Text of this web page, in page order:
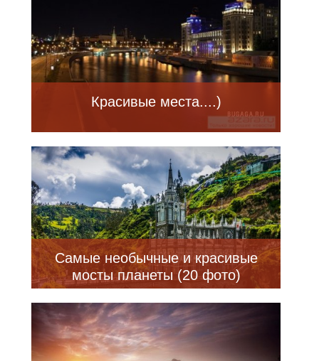
Красивые места....)
Самые необычные и красивые
мосты планеты (20 фото)